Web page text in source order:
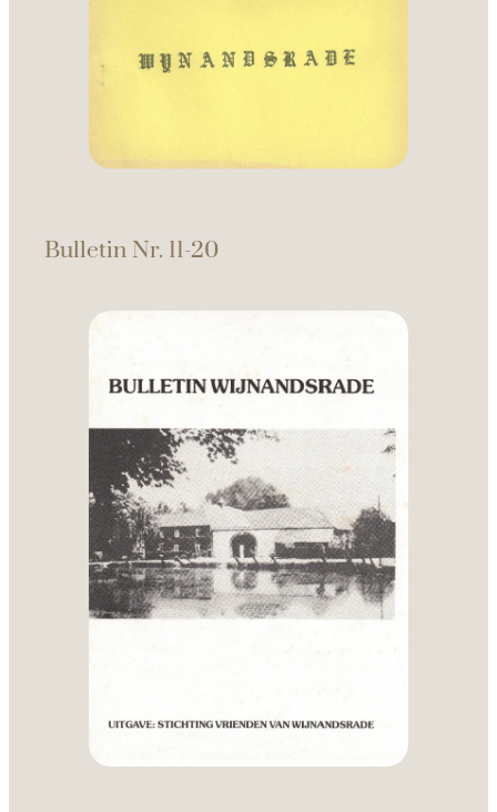
Bulletin Nr. 11-20